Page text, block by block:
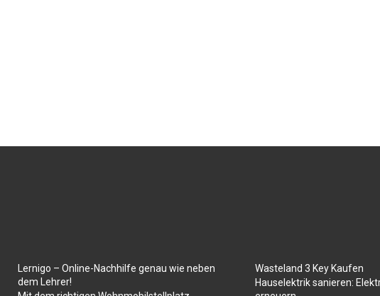
Lernigo – Online-Nachhilfe genau wie neben
dem Lehrer!
Wasteland 3 Key Kaufen
Hauselektrik sanieren: